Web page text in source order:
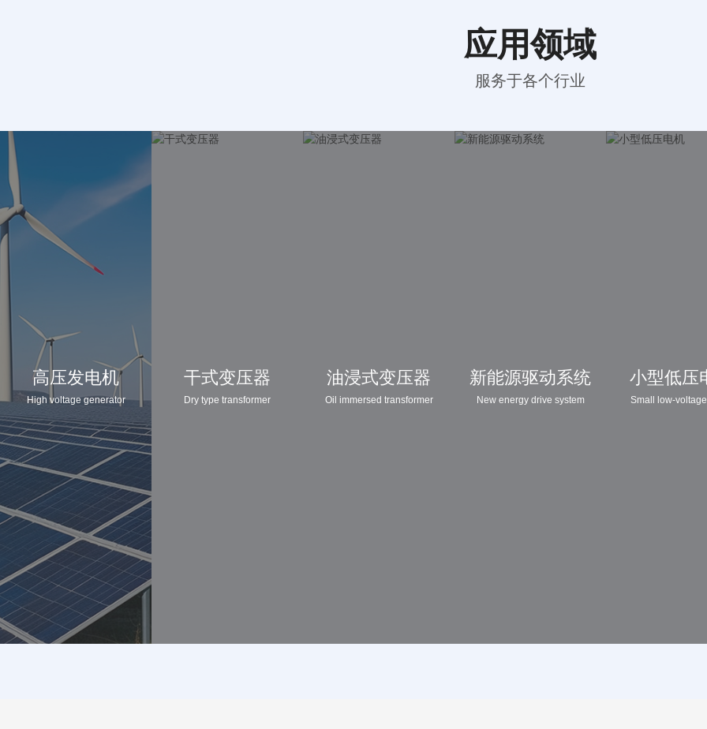
应用领域
服务于各个行业
高压发电机
High voltage generator
干式变压器
Dry type transformer
油浸式变压器
Oil immersed transformer
新能源驱动系统
New energy drive system
小型低压
Small low-